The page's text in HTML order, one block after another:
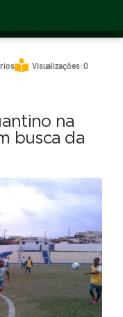
Visualizações: 0
na
busca da